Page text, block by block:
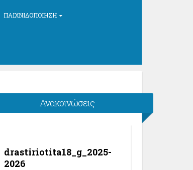
ΠΑΙΧΝΙΔΟΠΟΊΗΣΗ
Ανακοινώσεις
drastiriotita18_g_2025-
2026